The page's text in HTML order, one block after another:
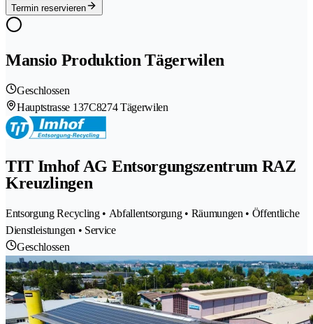
Termin reservieren
Mansio Produktion Tägerwilen
Geschlossen
Hauptstrasse 137C8274 Tägerwilen
TIT Imhof AG Entsorgungszentrum RAZ
Kreuzlingen
Entsorgung Recycling • Abfallentsorgung • Räumungen • Öffentliche
Dienstleistungen • Service
Geschlossen